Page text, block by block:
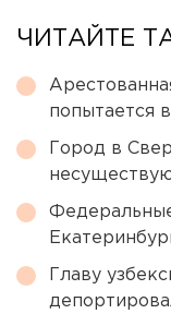
ЧИТАЙТЕ
попытается
Город в
Главу